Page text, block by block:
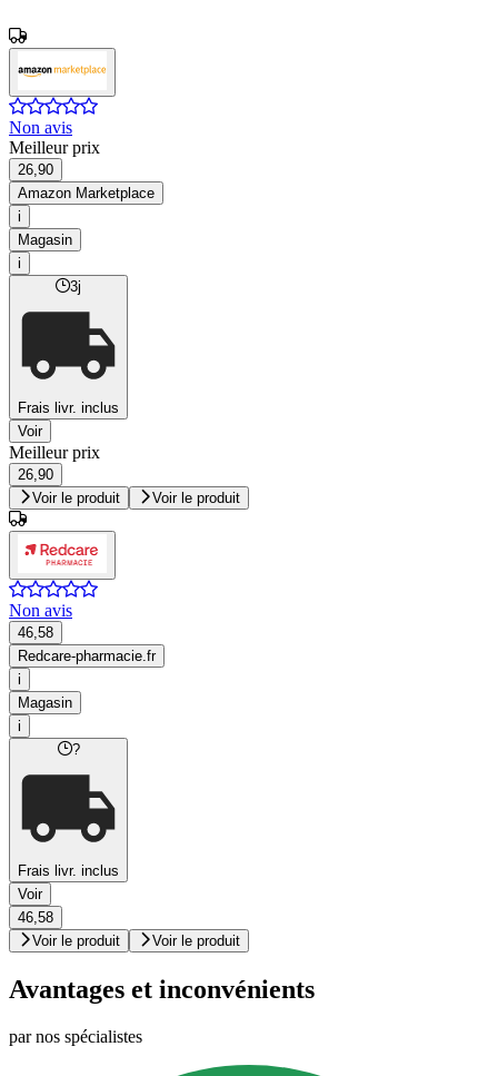
Non avis
Meilleur prix
26,90
Amazon Marketplace
i
Magasin
i
3j
Frais livr. inclus
Voir
Meilleur prix
26,90
Voir le produit
Voir le produit
Non avis
46,58
Redcare-pharmacie.fr
i
Magasin
i
?
Frais livr. inclus
Voir
46,58
Voir le produit
Voir le produit
Avantages et inconvénients
par nos spécialistes